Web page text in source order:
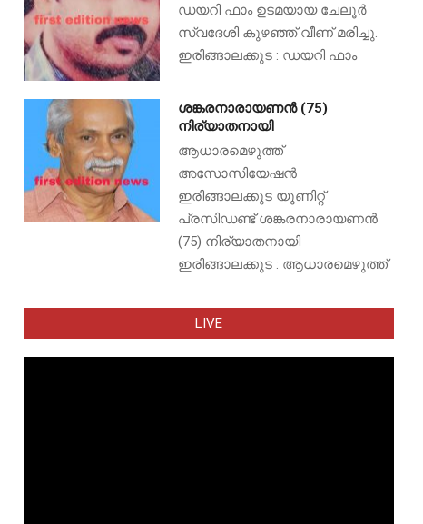
ഡയറി ഫാം ഉടമയായ ചേലൂർ
സ്വദേശി കുഴഞ്ഞ് വീണ് മരിച്ചു.
ഇരിങ്ങാലക്കുട : ഡയറി ഫാം
ശങ്കരനാരായണൻ (75)
നിര്യാതനായി
ആധാരമെഴുത്ത്
അസോസിയേഷൻ
ഇരിങ്ങാലക്കുട യൂണിറ്റ്
പ്രസിഡണ്ട് ശങ്കരനാരായണൻ
(75) നിര്യാതനായി
ഇരിങ്ങാലക്കുട : ആധാരമെഴുത്ത്
LIVE